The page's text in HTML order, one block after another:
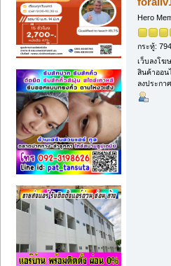
Hero
กระทู้:
เว็บลงโฆ
สินค้าออน
ลงประกา